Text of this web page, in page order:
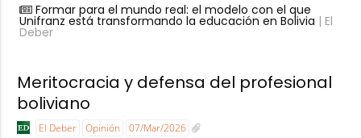
Formar para el mundo real: el modelo con el que
Unifranz está transformando la educación en Bolivia | El
Deber
Meritocracia y defensa del profesional
boliviano
El Deber Opinión 07/Mar/2026